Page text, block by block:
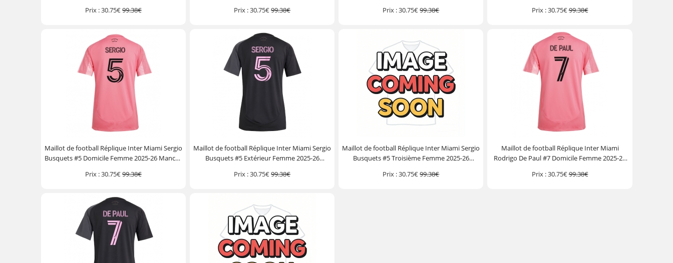
Prix :30.75€99.38€ Prix :30.75€99.38€ Prix :30.75€99.38€ Prix :30.75€99.38€
Maillot de football Réplique Inter Miami Sergio
Busquets #5 Domicile Femme 2025-26 Manche
Prix :30.75€99.38€
Maillot de football Réplique Inter Miami Sergio
Busquets #5 Extérieur Femme 2025-26
Prix :30.75€99.38€
Maillot de football Réplique Inter Miami Sergio
Busquets #5 Troisième Femme 2025-26
Prix :30.75€99.38€
Maillot de football Réplique Inter Miami
Rodrigo De Paul #7 Domicile Femme 2025-26
Prix :30.75€99.38€